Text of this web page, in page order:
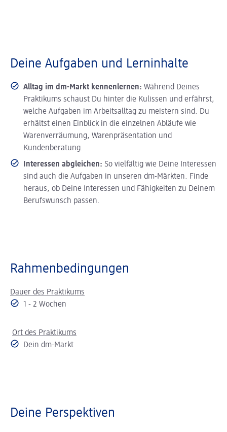
Deine Aufgaben und Lerninhalte
Alltag im dm-Markt kennenlernen: Während Deines
Praktikums schaust Du hinter die Kulissen und erfährst,
welche Aufgaben im Arbeitsalltag zu meistern sind. Du
erhältst einen Einblick in die einzelnen Abläufe wie
Warenverräumung, Warenpräsentation und
Kundenberatung.
Interessen abgleichen: So vielfältig wie Deine Interessen
sind auch die Aufgaben in unseren dm-Märkten. Finde
heraus, ob Deine Interessen und Fähigkeiten zu Deinem
Berufswunsch passen.
Rahmenbedingungen
Dauer des Praktikums
1 - 2 Wochen
Ort des Praktikums
Dein dm-Markt
Deine Perspektiven